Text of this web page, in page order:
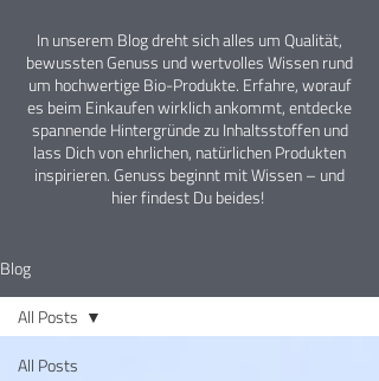
In unserem Blog dreht sich alles um Qualität,
bewussten Genuss und wertvolles Wissen rund
um hochwertige Bio-Produkte. Erfahre, worauf
es beim Einkaufen wirklich ankommt, entdecke
spannende Hintergründe zu Inhaltsstoffen und
lass Dich von ehrlichen, natürlichen Produkten
inspirieren. Genuss beginnt mit Wissen – und
hier findest Du beides!
Blog
All Posts
All Posts